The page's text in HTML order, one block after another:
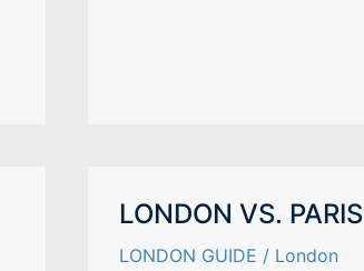
LONDON VS. PARIS
LONDON GUIDE / London
LONDON
VS.